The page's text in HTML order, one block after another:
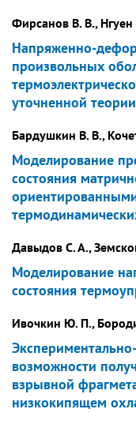
Фирсанов В. В.,
Напряженно-
произвольных
уточненной теории
Бардушкин В. В.,
Моделирование
состояния
Давыдов С. А.,
Моделирование
состояния
Ивочкин Ю. П.,
возможности
взрывной
низкокипящем